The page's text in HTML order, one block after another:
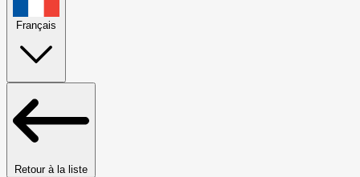
Français
Retour à la liste